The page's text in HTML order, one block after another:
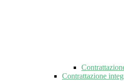
Contrattazione